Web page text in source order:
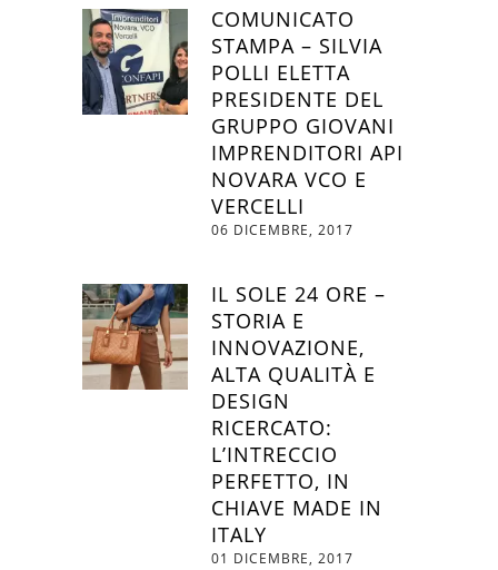
COMUNICATO
STAMPA – SILVIA
POLLI ELETTA
PRESIDENTE DEL
GRUPPO GIOVANI
IMPRENDITORI API
NOVARA VCO E
VERCELLI
06 DICEMBRE, 2017
IL SOLE 24 ORE –
STORIA E
INNOVAZIONE,
ALTA QUALITÀ E
DESIGN
RICERCATO:
L’INTRECCIO
PERFETTO, IN
CHIAVE MADE IN
ITALY
01 DICEMBRE, 2017